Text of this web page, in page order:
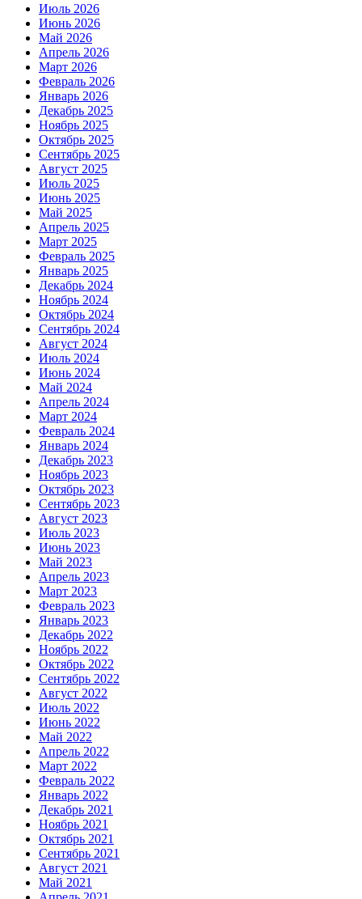
Июль 2026
Июнь 2026
Май 2026
Апрель 2026
Март 2026
Февраль 2026
Январь 2026
Декабрь 2025
Ноябрь 2025
Октябрь 2025
Сентябрь 2025
Август 2025
Июль 2025
Июнь 2025
Май 2025
Апрель 2025
Март 2025
Февраль 2025
Январь 2025
Декабрь 2024
Ноябрь 2024
Октябрь 2024
Сентябрь 2024
Август 2024
Июль 2024
Июнь 2024
Май 2024
Апрель 2024
Март 2024
Февраль 2024
Январь 2024
Декабрь 2023
Ноябрь 2023
Октябрь 2023
Сентябрь 2023
Август 2023
Июль 2023
Июнь 2023
Май 2023
Апрель 2023
Март 2023
Февраль 2023
Январь 2023
Декабрь 2022
Ноябрь 2022
Октябрь 2022
Сентябрь 2022
Август 2022
Июль 2022
Июнь 2022
Май 2022
Апрель 2022
Март 2022
Февраль 2022
Январь 2022
Декабрь 2021
Ноябрь 2021
Октябрь 2021
Сентябрь 2021
Август 2021
Май 2021